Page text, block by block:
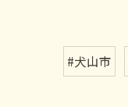
#犬山市